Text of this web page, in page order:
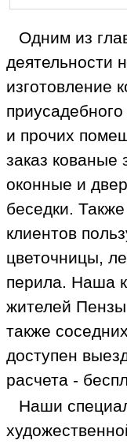
Одним из
деятельности
изготовление
и прочих
заказ кованые
оконные и
беседки.
клиентов
цветочницы,
перила. Наша
жителей
также
доступен
расчета -
Наши